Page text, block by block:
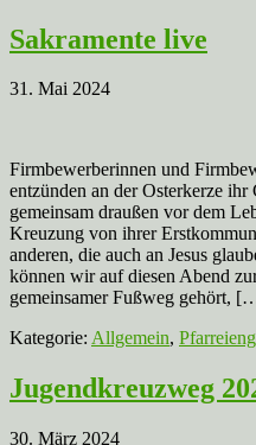
Sakramente live
31. Mai 2024
Firmbewerberinnen und
entzünden an der Osterkerze
gemeinsam draußen vor dem
Kreuzung von ihrer
anderen, die auch an Jesus
können wir auf diesen Abend
gemeinsamer Fußweg gehört,
Kategorie: Allgemein,
Jugendkreuzweg
30. März 2024